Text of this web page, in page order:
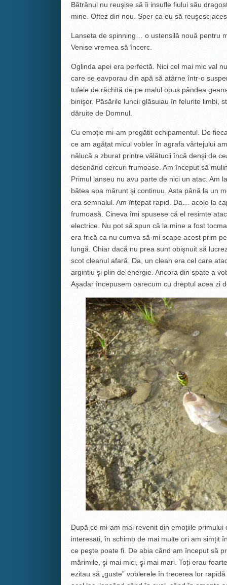
Bătrânul nu reuşise să îi insufle fiului său
mine. Oftez din nou. Sper ca eu să reuşesc
Lanseta de spinning… o ustensilă nouă pentru
Venise vremea să încerc.
Oglinda apei era perfectă. Nici cel mai mic val
care se eavporau din apă să atârne într-o
tufele de răchită de pe malul opus pândea
binişor. Păsările luncii glăsuiau în felurite limbi,
dăruite de Domnul.
Cu emoție mi-am pregătit echipamentul. De
ce am agățat micul vobler în agrafa vârtejului
nălucă a zburat printre vălătucii încă denşi de
desenând cercuri frumoase. Am început să
Primul lanseu nu avu parte de nici un atac. Am
bătea apa mărunt şi continuu. Asta până la un
era semnalul. Am înțepat rapid. Da… acolo la
frumoasă. Cineva îmi spusese că el resimte
electrice. Nu pot să spun că la mine a fost
era frică ca nu cumva să-mi scape acest prim
lungă. Chiar dacă nu prea sunt obişnuit să
scot cleanul afară. Da, un clean era cel care
argintiu şi plin de energie. Ancora din spate a
Aşadar începusem oarecum cu dreptul acea zi
După ce mi-am mai revenit din emoțiile
interesați, în schimb de mai multe ori am simțit
ce peşte poate fi. De abia când am început să
mărimile, şi mai mici, şi mai mari. Toți erau
ezitau să „guste” voblerele în trecerea lor